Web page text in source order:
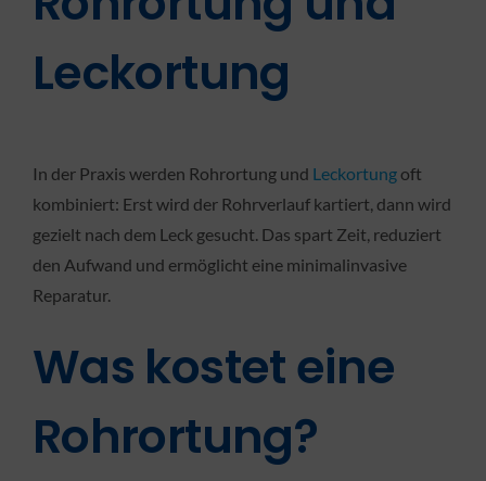
Leckortung
In der Praxis werden Rohrortung und Leckortung oft
kombiniert: Erst wird der Rohrverlauf kartiert, dann wird
gezielt nach dem Leck gesucht. Das spart Zeit, reduziert
den Aufwand und ermöglicht eine minimalinvasive
Reparatur.
Was kostet eine
Rohrortung?